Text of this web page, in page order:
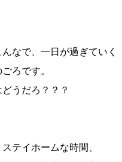
なで、一日が過ぎていく
ろです。
うだろ？？？
テイホームな時間、